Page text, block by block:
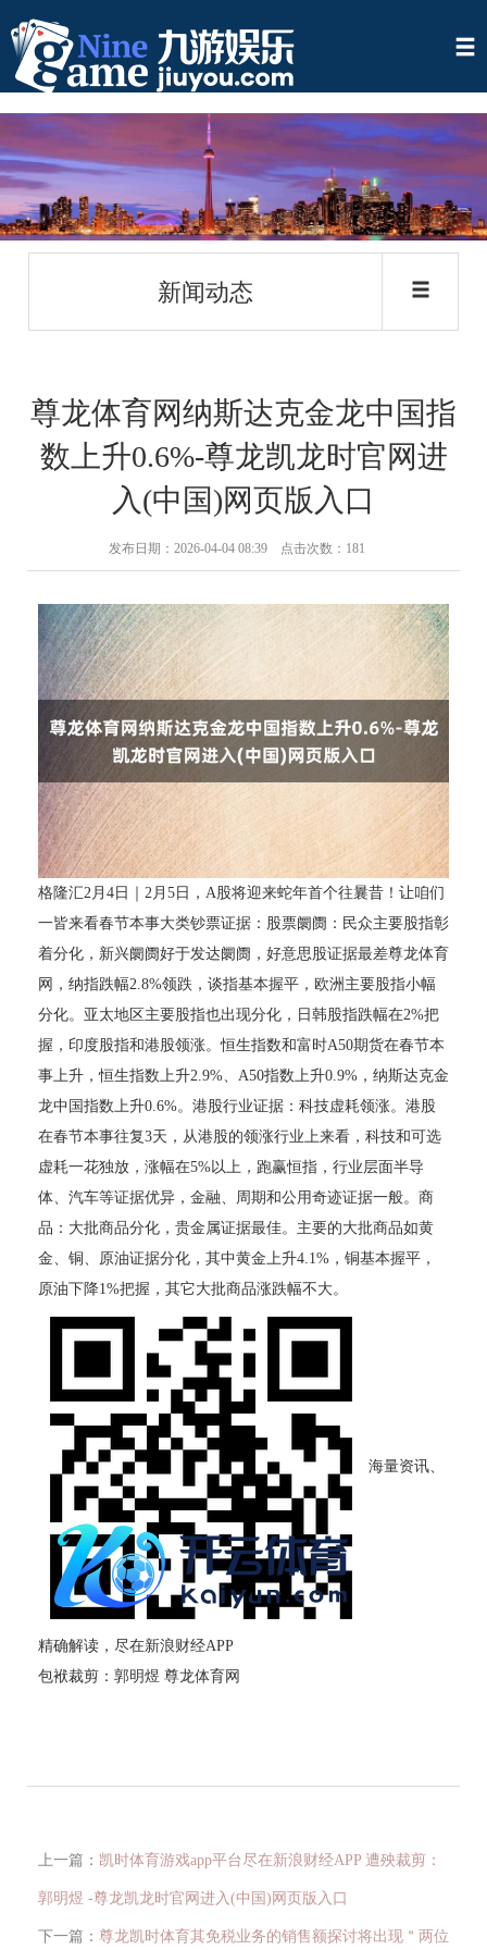
新闻动态
尊龙体育网纳斯达克金龙中国指
数上升0.6%-尊龙凯龙时官网进
入(中国)网页版入口
发布日期：2026-04-04 08:39 点击次数：181
格隆汇2月4日｜2月5日，A股将迎来蛇年首个往曩昔！让咱们
一皆来看春节本事大类钞票证据：股票阛阓：民众主要股指彰
着分化，新兴阛阓好于发达阛阓，好意思股证据最差尊龙体育
网，纳指跌幅2.8%领跌，谈指基本握平，欧洲主要股指小幅
分化。亚太地区主要股指也出现分化，日韩股指跌幅在2%把
握，印度股指和港股领涨。恒生指数和富时A50期货在春节本
事上升，恒生指数上升2.9%、A50指数上升0.9%，纳斯达克金
龙中国指数上升0.6%。港股行业证据：科技虚耗领涨。港股
在春节本事往复3天，从港股的领涨行业上来看，科技和可选
虚耗一花独放，涨幅在5%以上，跑赢恒指，行业层面半导
体、汽车等证据优异，金融、周期和公用奇迹证据一般。商
品：大批商品分化，贵金属证据最佳。主要的大批商品如黄
金、铜、原油证据分化，其中黄金上升4.1%，铜基本握平，
原油下降1%把握，其它大批商品涨跌幅不大。
海量资讯、
精确解读，尽在新浪财经APP
包袱裁剪：郭明煜 尊龙体育网
上一篇： 凯时体育游戏app平台尽在新浪财经APP 遭殃裁剪：
郭明煜 -尊龙凯龙时官网进入(中国)网页版入口
下一篇： 尊龙凯时体育其免税业务的销售额探讨将出现＂两位